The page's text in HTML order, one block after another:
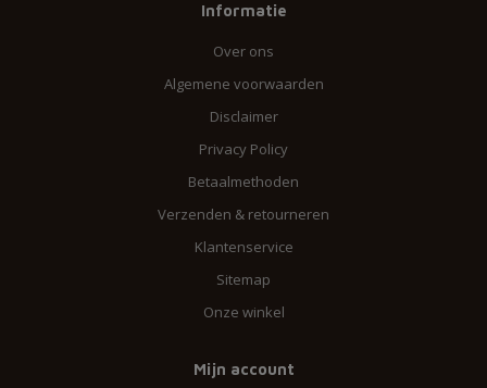
Informatie
Over ons
Algemene voorwaarden
Disclaimer
Privacy Policy
Betaalmethoden
Verzenden & retourneren
Klantenservice
Sitemap
Onze winkel
Mijn account